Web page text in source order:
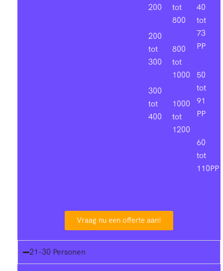
200
200
tot
300
300
tot
400
tot
800
800
tot
1000
1000
tot
1200
40
tot
73
PP
50
tot
91
PP
60
tot
110PP
Vraag nu een offerte aan!
21-30 Personen